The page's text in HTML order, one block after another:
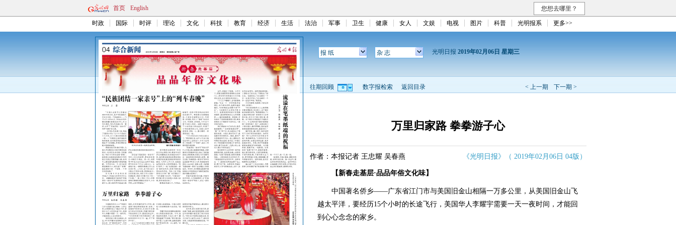
首页 English 您想去哪里？
时政 国际 时评 理论 文化 科技 教育 经济 生活 法治 军事 卫生 健康 女人 文娱 电视 图片 科普 光明报系 更多>>
报 纸 杂 志 光明日报 2019年02月06日 星期三
< 上一期 下一期 >
往期回顾 数字报检索 返回目录
万里归家路 拳拳游子心
作者：本报记者 王忠耀 吴春燕 《光明日报》（ 2019年02月06日 04版）
【新春走基层·品品年俗文化味】
中国著名侨乡——广东省江门市与美国旧金山相隔一万多公里，从美国旧金山飞
越太平洋，要经历15个小时的长途飞行，美国华人李耀宇需要一天一夜时间，才能回
到心心念念的家乡。